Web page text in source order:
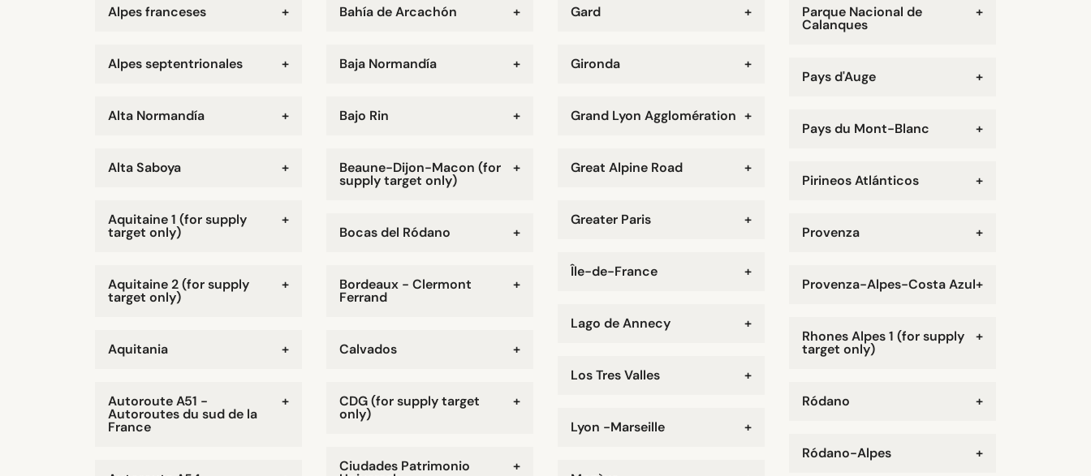
+
Alpes franceses
+
Alpes septentrionales
+
Alta Normandía
+
Alta Saboya
+
Aquitaine 1 (for supply
target only)
+
Aquitaine 2 (for supply
target only)
+
Aquitania
+
Autoroute A51 -
Autoroutes du sud de la
France
+
Bahía de Arcachón
+
Baja Normandía
+
Bajo Rin
+
Beaune-Dijon-Macon (for
supply target only)
+
Bocas del Ródano
+
Bordeaux - Clermont
Ferrand
+
Calvados
+
CDG (for supply target
only)
+
Ciudades Patrimonio
+
Gard
+
Gironda
+
Grand Lyon Agglomération
+
Great Alpine Road
+
Greater Paris
+
Île-de-France
+
Lago de Annecy
+
Los Tres Valles
+
Lyon -Marseille
+
Parque Nacional de
Calanques
+
Pays d'Auge
+
Pays du Mont-Blanc
+
Pirineos Atlánticos
+
Provenza
+
Provenza-Alpes-Costa Azul
+
Rhones Alpes 1 (for supply
target only)
+
Ródano
+
Ródano-Alpes